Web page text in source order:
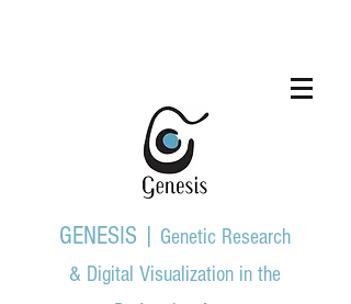
GENESIS | Genetic Research
& Digital Visualization in the